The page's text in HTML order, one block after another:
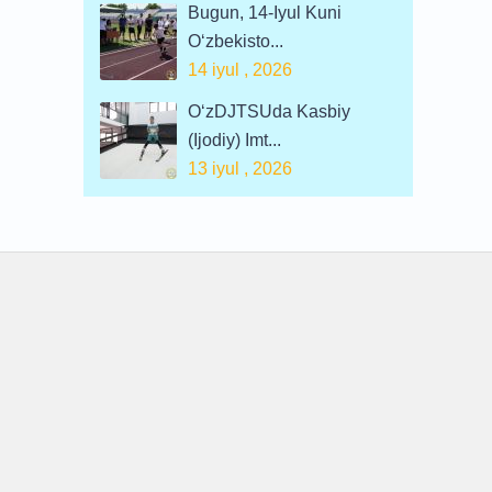
Bugun, 14-Iyul Kuni
O‘zbekisto...
14 iyul , 2026
O‘zDJTSUda Kasbiy
(ijodiy) Imt...
13 iyul , 2026